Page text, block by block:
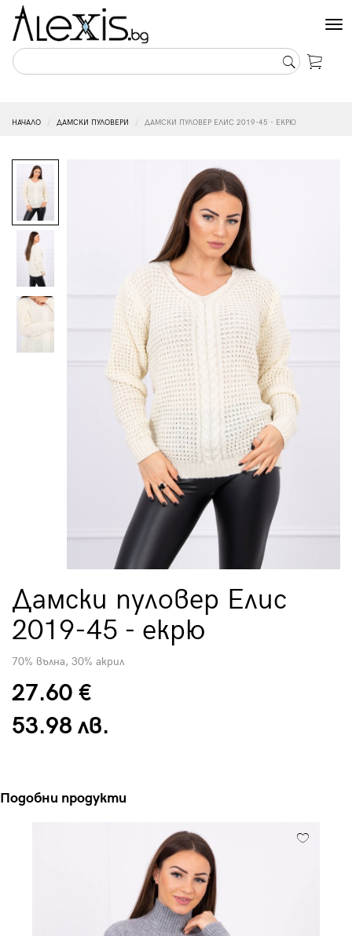
НАЧАЛО ДАМСКИ ПУЛОВЕРИ ДАМСКИ ПУЛОВЕР ЕЛИС 2019-45 - ЕКРЮ
Дамски пуловер Елис
2019-45 - екрю
70% вълна, 30% акрил
27.60 €
53.98 лв.
Подобни продукти